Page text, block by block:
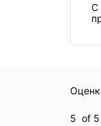
С
5 of 5